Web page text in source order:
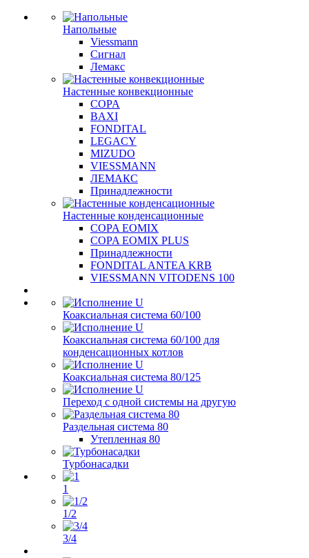
Напольные
Viessmann
Сигнал
Лемакс
Настенные конвекционные
COPA
BAXI
FONDITAL
LEGACY
MIZUDO
VIESSMANN
ЛЕМАКС
Принадлежности
Настенные конденсационные
COPA EOMIX
COPA EOMIX PLUS
Принадлежности
FONDITAL ANTEA KRB
VIESSMANN VITODENS 100
Коаксиальная система 60/100
Коаксиальная система 60/100 для
конденсационных котлов
Коаксиальная система 80/125
Переход с одной системы на другую
Раздельная система 80
Утепленная 80
Турбонасадки
1
1/2
3/4